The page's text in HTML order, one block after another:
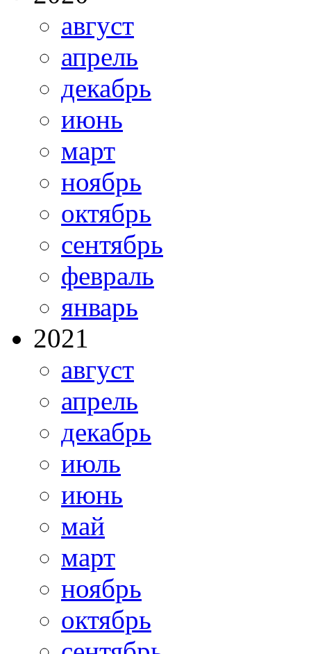
август
апрель
декабрь
июнь
март
ноябрь
октябрь
сентябрь
февраль
январь
2021
август
апрель
декабрь
июль
июнь
май
март
ноябрь
октябрь